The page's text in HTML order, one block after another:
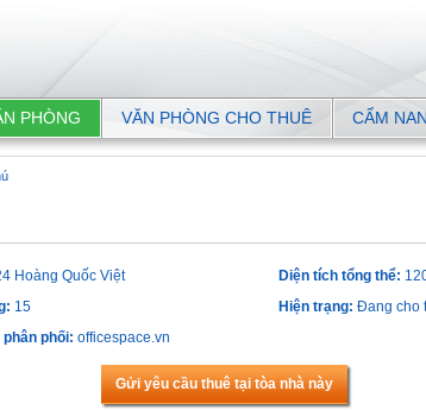
PHÒNG VĂN PHÒNG CHO THUÊ CẨM
Hoàng Quốc Việt Diện tích tổng thể:
15 Hiện trạng: Đang cho
phối: officespace.vn
Gửi yêu cầu thuê tại tòa nhà này